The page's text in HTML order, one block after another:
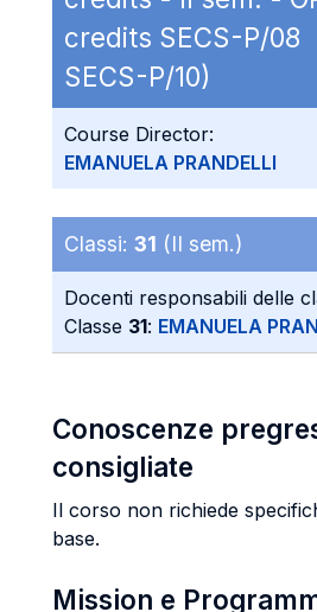
credits SECS-P/
SECS-P/10)
Course Director:
EMANUELA PRANDELLI
Classi: 31 (II sem.)
Docenti responsabili delle
Classe 31: EMANUELA
Conoscenze
consigliate
Il corso non richiede
base.
Mission e